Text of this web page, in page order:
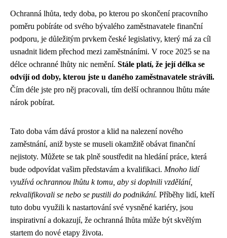
Ochranná lhůta, tedy doba, po kterou po skončení pracovního
poměru pobíráte od svého bývalého zaměstnavatele finanční
podporu, je důležitým prvkem české legislativy, který má za cíl
usnadnit lidem přechod mezi zaměstnáními. V roce 2025 se na
délce ochranné lhůty nic nemění. Stále platí, že její délka se
odvíjí od doby, kterou jste u daného zaměstnavatele strávili.
Čím déle jste pro něj pracovali, tím delší ochrannou lhůtu máte
nárok pobírat.
Tato doba vám dává prostor a klid na nalezení nového
zaměstnání, aniž byste se museli okamžitě obávat finanční
nejistoty. Můžete se tak plně soustředit na hledání práce, která
bude odpovídat vašim představám a kvalifikaci. Mnoho lidí
využívá ochrannou lhůtu k tomu, aby si doplnili vzdělání,
rekvalifikovali se nebo se pustili do podnikání. Příběhy lidí, kteří
tuto dobu využili k nastartování své vysněné kariéry, jsou
inspirativní a dokazují, že ochranná lhůta může být skvělým
startem do nové etapy života.